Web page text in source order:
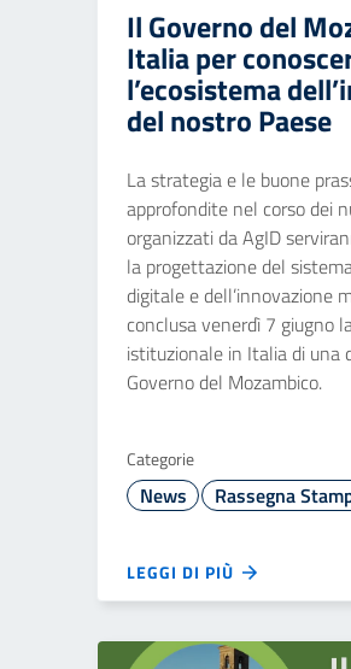
Il Governo del
Italia per
l’ecosistema
del nostro Paese
La strategia e le buone
approfondite nel corso dei
organizzati da AgID
la progettazione del
digitale e dell’innovazione
conclusa venerdì 7 giugno
istituzionale in Italia di una
Governo del Mozambico.
Categorie
News Rassegna
LEGGI DI PIÙ